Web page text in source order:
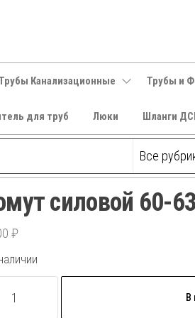
Канализационные Трубы и
для труб Люки Шланги
силовой 60-
₽
В